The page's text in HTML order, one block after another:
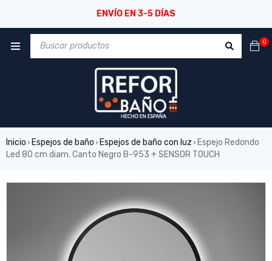
ENVÍO EN 3-5 DÍAS
0
Inicio › Espejos de baño › Espejos de baño con luz › Espejo Redondo
Led 80 cm diam. Canto Negro B-953 + SENSOR TOUCH